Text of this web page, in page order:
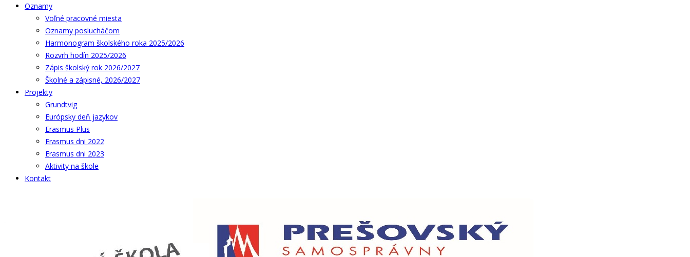
Oznamy
Voľné pracovné miesta
Oznamy poslucháčom
Harmonogram školského roka 2025/2026
Rozvrh hodín 2025/2026
Zápis školský rok 2026/2027
Školné a zápisné, 2026/2027
Projekty
Grundtvig
Európsky deň jazykov
Erasmus Plus
Erasmus dni 2022
Erasmus dni 2023
Aktivity na škole
Kontakt